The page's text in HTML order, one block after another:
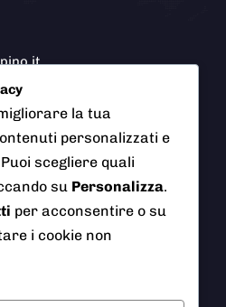
di Ciampino (Roma). Tutti
riservati
la tua
personalizzati e
scegliere quali
su Personalizza.
per acconsentire o su
i cookie non